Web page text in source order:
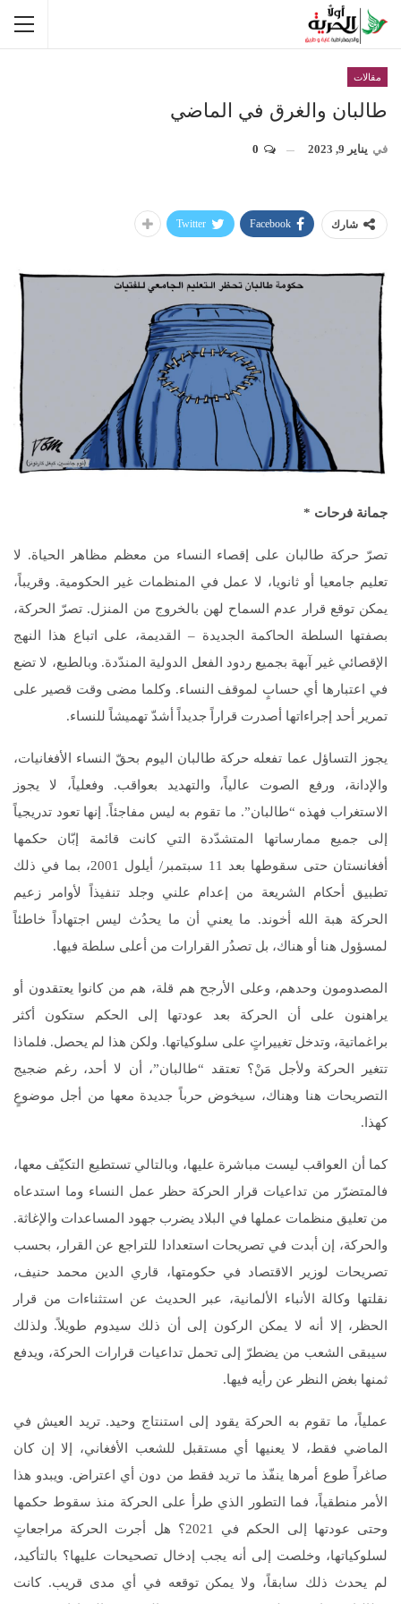
مقالات
طالبان والغرق في الماضي
في يناير 9, 2023
شارك Facebook
Twitter
جمانة فرحات *
تصرّ حركة طالبان على إقصاء النساء من معظم مظاهر الحياة. لا
تعليم جامعيا أو ثانويا، لا عمل في المنظمات غير الحكومية. وقريباً،
يمكن توقع قرار عدم السماح لهن بالخروج من المنزل. تصرّ الحركة،
بصفتها السلطة الحاكمة الجديدة – القديمة، على اتباع هذا النهج
الإقصائي غير آبهة بجميع ردود الفعل الدولية المندّدة. وبالطبع، لا تضع
في اعتبارها أي حسابٍ لموقف النساء. وكلما مضى وقت قصير على
تمرير أحد إجراءاتها أصدرت قراراً جديداً أشدّ تهميشاً للنساء.
يجوز التساؤل عما تفعله حركة طالبان اليوم بحقّ النساء الأفغانيات،
والإدانة، ورفع الصوت عالياً، والتهديد بعواقب. وفعلياً، لا يجوز
الاستغراب فهذه “طالبان”. ما تقوم به ليس مفاجئاً. إنها تعود تدريجياً
إلى جميع ممارساتها المتشدّدة التي كانت قائمة إبّان حكمها
أفغانستان حتى سقوطها بعد 11 سبتمبر/ أيلول 2001، بما في ذلك
تطبيق أحكام الشريعة من إعدام علني وجلد تنفيذاً لأوامر زعيم
الحركة هبة الله أخوند. ما يعني أن ما يحدُث ليس اجتهاداً خاطئاً
لمسؤول هنا أو هناك، بل تصدُر القرارات من أعلى سلطة فيها.
المصدومون وحدهم، وعلى الأرجح هم قلة، هم من كانوا يعتقدون أو
يراهنون على أن الحركة بعد عودتها إلى الحكم ستكون أكثر
براغماتية، وتدخل تغييراتٍ على سلوكياتها. ولكن هذا لم يحصل. فلماذا
تتغير الحركة ولأجل مَنْ؟ تعتقد “طالبان”، أن لا أحد، رغم ضجيج
التصريحات هنا وهناك، سيخوض حرباً جديدة معها من أجل موضوعٍ
كهذا.
كما أن العواقب ليست مباشرة عليها، وبالتالي تستطيع التكيّف معها،
فالمتضرّر من تداعيات قرار الحركة حظر عمل النساء وما استدعاه
من تعليق منظمات عملها في البلاد يضرب جهود المساعدات والإغاثة.
والحركة، إن أبدت في تصريحات استعدادا للتراجع عن القرار، بحسب
تصريحات لوزير الاقتصاد في حكومتها، قاري الدين محمد حنيف،
نقلتها وكالة الأنباء الألمانية، عبر الحديث عن استثناءات من قرار
الحظر، إلا أنه لا يمكن الركون إلى أن ذلك سيدوم طويلاً. ولذلك
سيبقى الشعب من يضطرّ إلى تحمل تداعيات قرارات الحركة، ويدفع
ثمنها بغض النظر عن رأيه فيها.
عملياً، ما تقوم به الحركة يقود إلى استنتاج وحيد. تريد العيش في
الماضي فقط، لا يعنيها أي مستقبل للشعب الأفغاني، إلا إن كان
صاغراً طوع أمرها ينفّذ ما تريد فقط من دون أي اعتراض. ويبدو هذا
الأمر منطقياً، فما التطور الذي طرأ على الحركة منذ سقوط حكمها
وحتى عودتها إلى الحكم في 2021؟ هل أجرت الحركة مراجعاتٍ
لسلوكياتها، وخلصت إلى أنه يجب إدخال تصحيحات عليها؟ بالتأكيد،
لم يحدث ذلك سابقاً، ولا يمكن توقعه في أي مدى قريب. كانت